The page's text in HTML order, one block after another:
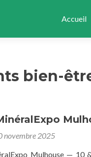
Accueil
bien-
novembre 2025
Mulhouse — 10